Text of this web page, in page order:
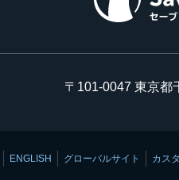
〒101-0047 東京都
ENGLISH グローバルサイト カス